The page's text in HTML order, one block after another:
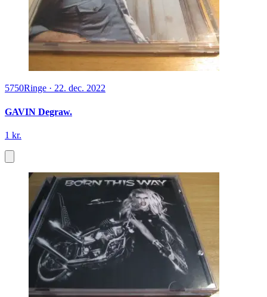
5750Ringe · 22. dec. 2022
GAVIN Degraw.
1 kr.